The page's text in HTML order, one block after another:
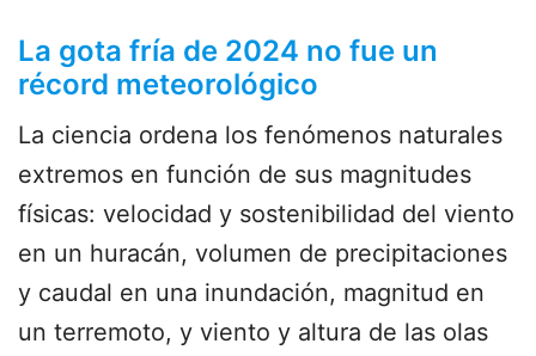
La gota fría de 2024 no fue un
récord meteorológico
La ciencia ordena los fenómenos naturales
extremos en función de sus magnitudes
físicas: velocidad y sostenibilidad del viento
en un huracán, volumen de precipitaciones
y caudal en una inundación, magnitud en
un terremoto, y viento y altura de las olas